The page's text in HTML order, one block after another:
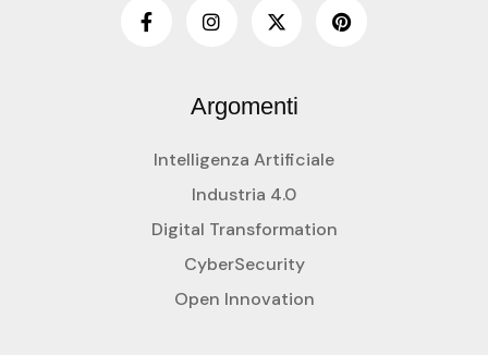
Argomenti
Intelligenza Artificiale
Industria 4.0
Digital Transformation
CyberSecurity
Open Innovation